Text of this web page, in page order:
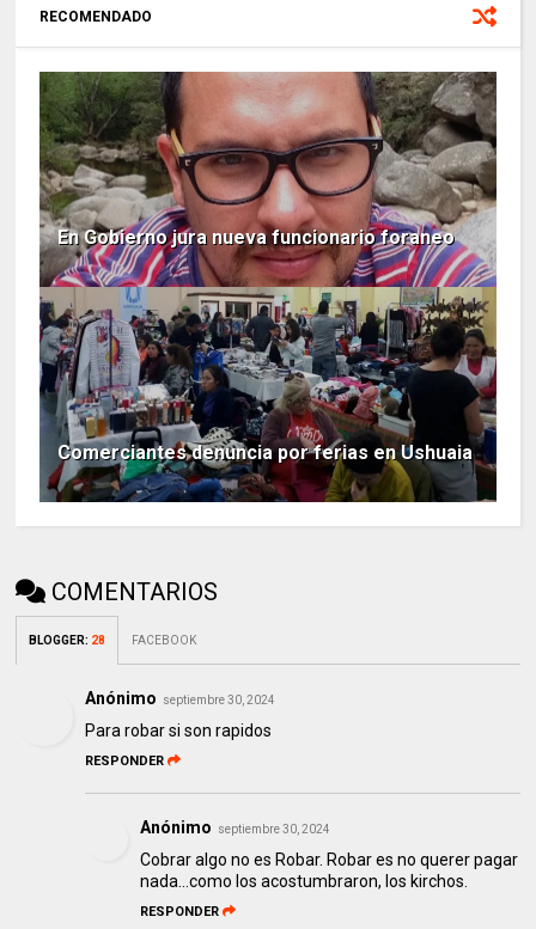
RECOMENDADO
En Gobierno jura nueva funcionario foraneo
Comerciantes denuncia por ferias en Ushuaia
COMENTARIOS
BLOGGER: 28 FACEBOOK
Anónimo septiembre 30, 2024
Para robar si son rapidos
RESPONDER
Anónimo septiembre 30, 2024
Cobrar algo no es Robar. Robar es no querer pagar
nada...como los acostumbraron, los kirchos.
RESPONDER